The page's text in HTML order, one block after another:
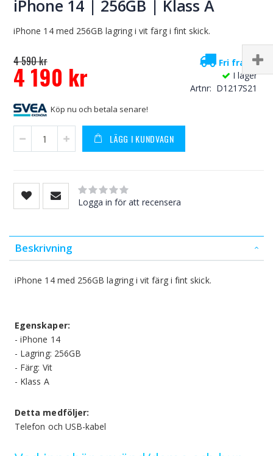
iPhone 14 | 256GB | Klass A
iPhone 14 med 256GB lagring i vit färg i fint skick.
4 590 kr
Special
4 190 kr
Fri frakt!
I lager
Artnr
D1217S21
Köp nu och betala senare!
LÄGG I KUNDVAGN
Rating:
0% of100
Logga in för att recensera
Beskrivning
iPhone 14 med 256GB lagring i vit färg i fint skick.
Egenskaper:
- iPhone 14
- Lagring: 256GB
- Färg: Vit
- Klass A
Detta medföljer:
Telefon och USB-kabel